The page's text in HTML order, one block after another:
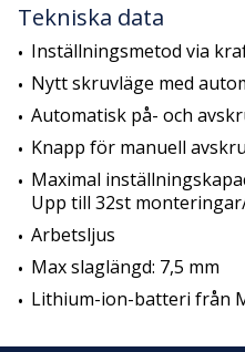
Tekniska data
Inställningsmetod via
Nytt skruvläge med
Automatisk på- och
Knapp för manuell
Maximal
Upp till 32st
Arbetsljus
Max slaglängd: 7,5 mm
Lithium-ion-batteri från